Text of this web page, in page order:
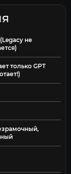
не
только GPT